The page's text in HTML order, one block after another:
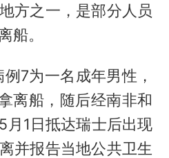
方之一，是部分人员
船。
7为一名成年男性，
离船，随后经南非和
月1日抵达瑞士后出现
并报告当地公共卫生